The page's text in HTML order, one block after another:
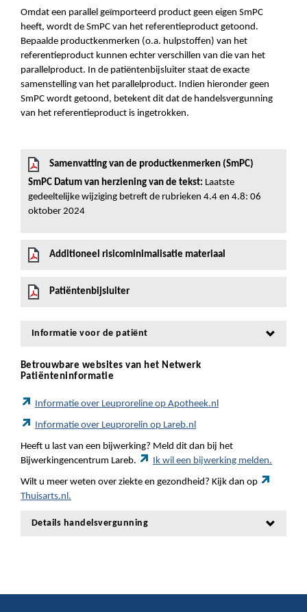
Omdat een parallel geïmporteerd product geen eigen SmPC
heeft, wordt de SmPC van het referentieproduct getoond.
Bepaalde productkenmerken (o.a. hulpstoffen) van het
referentieproduct kunnen echter verschillen van die van het
parallelproduct. In de patiëntenbijsluiter staat de exacte
samenstelling van het parallelproduct. Indien hieronder geen
SmPC wordt getoond, betekent dit dat de handelsvergunning
van het referentieproduct is ingetrokken.
Samenvatting van de productkenmerken (SmPC)
SmPC Datum van herziening van de tekst: Laatste
gedeeltelijke wijziging betreft de rubrieken 4.4 en 4.8: 06
oktober 2024
Additioneel risicominimalisatie materiaal
Patiëntenbijsluiter
Informatie voor de patiënt
Betrouwbare websites van het Netwerk
Patiënteninformatie
Informatie over Leuproreline op Apotheek.nl
Informatie over Leuprorelin op Lareb.nl
Heeft u last van een bijwerking? Meld dit dan bij het
Bijwerkingencentrum Lareb.
Ik wil een bijwerking melden.
Wilt u meer weten over ziekte en gezondheid? Kijk dan op
Thuisarts.nl.
Details handelsvergunning